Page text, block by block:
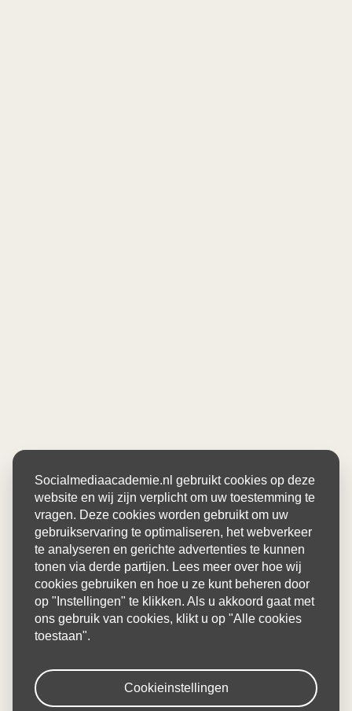
Socialmediaacademie.nl gebruikt cookies op deze
website en wij zijn verplicht om uw toestemming te
vragen. Deze cookies worden gebruikt om uw
gebruikservaring te optimaliseren, het webverkeer
te analyseren en gerichte advertenties te kunnen
tonen via derde partijen. Lees meer over hoe wij
cookies gebruiken en hoe u ze kunt beheren door
op "Instellingen" te klikken. Als u akkoord gaat met
ons gebruik van cookies, klikt u op "Alle cookies
toestaan".
Cookieinstellingen